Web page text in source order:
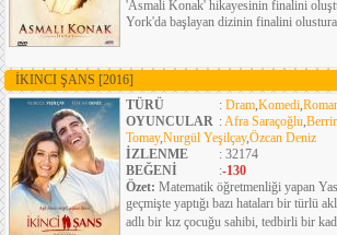
'Asmali Konak' hikayesinin finalini
York'da başlayan dizinin finalini
İKINCI ŞANS [2016]
TÜRÜ
: Dram,Komedi,
OYUNCULAR :Afra Saraçoğlu,
Tomay,Nurgül Yeşilçay,Özcan Deniz
İZLENME
: 32174
BEĞENİ
:-130
Özet: Matematik öğretmenliği yapan
geçmişte yaptığı bazı hataları bir türlü
adlı bir kız çocuğu sahibi, tedbirli bir